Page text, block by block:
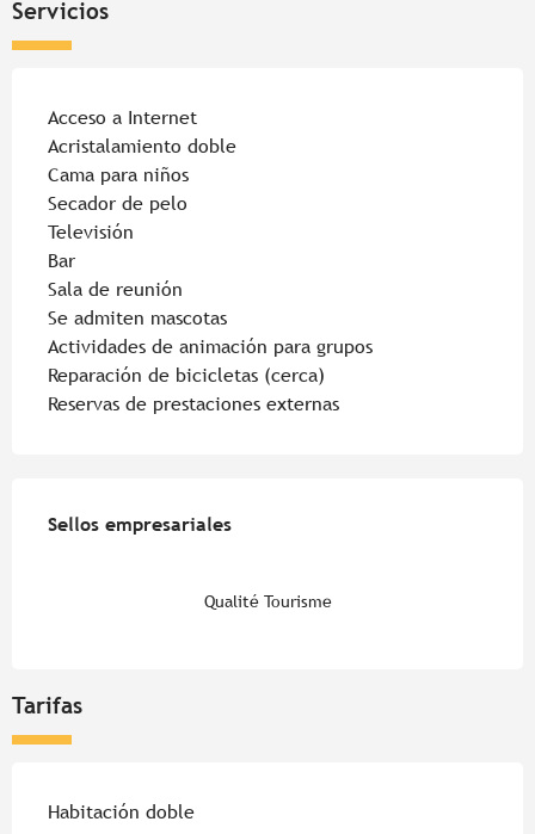
Servicios
Acceso a Internet
Acristalamiento doble
Cama para niños
Secador de pelo
Televisión
Bar
Sala de reunión
Se admiten mascotas
Actividades de animación para grupos
Reparación de bicicletas (cerca)
Reservas de prestaciones externas
Sellos empresariales
Sellos empresariales
Qualité Tourisme
Tarifas
Habitación doble